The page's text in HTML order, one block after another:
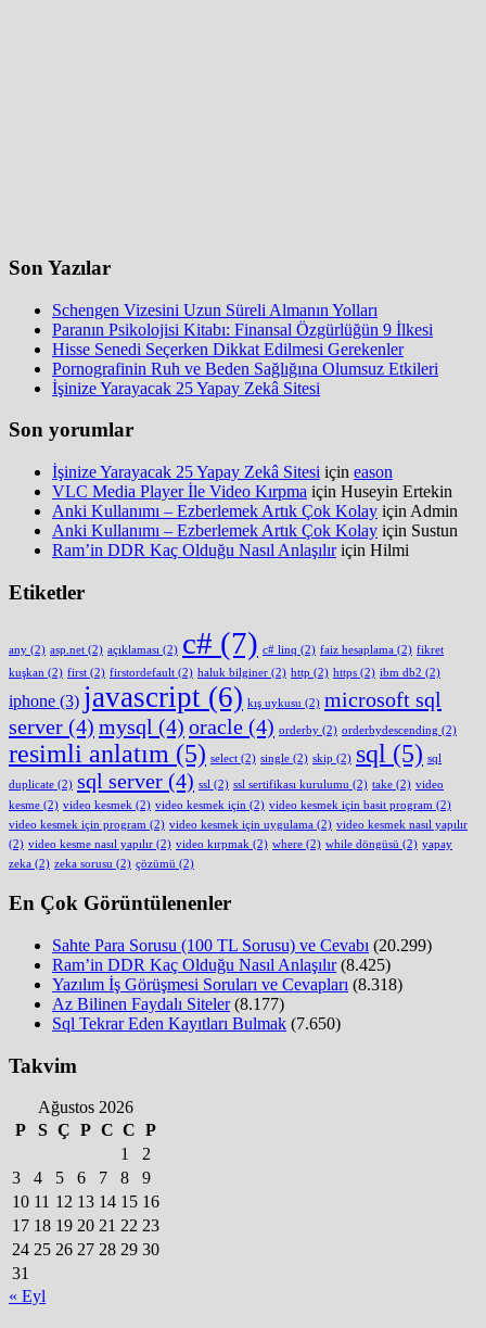
Son Yazılar
Schengen Vizesini Uzun Süreli Almanın Yolları
Paranın Psikolojisi Kitabı: Finansal Özgürlüğün 9 İlkesi
Hisse Senedi Seçerken Dikkat Edilmesi Gerekenler
Pornografinin Ruh ve Beden Sağlığına Olumsuz Etkileri
İşinize Yarayacak 25 Yapay Zekâ Sitesi
Son yorumlar
İşinize Yarayacak 25 Yapay Zekâ Sitesi için eason
VLC Media Player İle Video Kırpma için Huseyin Ertekin
Anki Kullanımı – Ezberlemek Artık Çok Kolay için Admin
Anki Kullanımı – Ezberlemek Artık Çok Kolay için Sustun
Ram’in DDR Kaç Olduğu Nasıl Anlaşılıriçin Hilmi
Etiketler
any (2) asp.net (2) açıklaması (2) c# (7) c# linq (2) faiz hesaplama (2) fikret
kuşkan (2) first (2) firstordefault (2) haluk bilginer (2) http (2) https (2) ibm db2 (2)
iphone (3) javascript (6) kış uykusu (2) microsoft sql
server (4) mysql (4) oracle (4) orderby (2) orderbydescending (2)
resimli anlatım (5) select (2) single (2) skip (2) sql (5) sql
duplicate (2) sql server (4) ssl (2) ssl sertifikası kurulumu (2) take (2) video
kesme (2) video kesmek (2) video kesmek için (2) video kesmek için basit program (2)
video kesmek için program (2) video kesmek için uygulama (2) video kesmek nasıl yapılır
(2) video kesme nasıl yapılır (2) video kırpmak (2) where (2) while döngüsü (2) yapay
zeka (2) zeka sorusu (2) çözümü (2)
En Çok Görüntülenenler
Sahte Para Sorusu (100 TL Sorusu) ve Cevabı (20.299)
Ram’in DDR Kaç Olduğu Nasıl Anlaşılır (8.425)
Yazılım İş Görüşmesi Soruları ve Cevapları (8.318)
Az Bilinen Faydalı Siteler (8.177)
Sql Tekrar Eden Kayıtları Bulmak (7.650)
Takvim
Ağustos 2026
P
S Ç P C C P
1
2
3
4 5 6 7 8
9
10 11 12 13 14 15 16
17 18 19 20 21 22 23
24 25 26 27 28 29 30
31
« Eyl